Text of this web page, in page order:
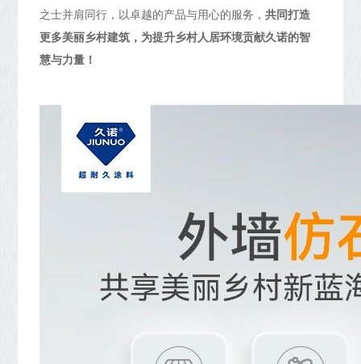
之士并肩同行，以卓越的产品与用心的服务，共同打造
更多美丽乡村建筑，为提升乡村人居环境贡献久诺的智
慧与力量！